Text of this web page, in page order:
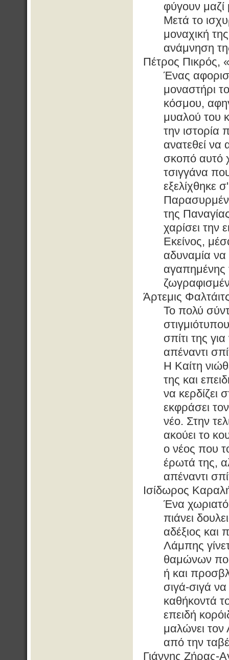
φύγουν
Μετά το
μοναχική
ανάμνηση
Πέτρος Πικρός,
Ένας
μοναστήρι
κόσμου,
μυαλού του
την ιστορία
ανατεθεί να
σκοπό αυτό
τσιγγάνα
εξελίχθηκε
της
χαρίσει την
Εκείνος,
αδυναμία να
αγαπημένης
Άρτεμις
Το πολύ
σπίτι της
απέναντι
Η Καίτη
της και
να κερδίζει
εκφράσει
νέο. Στην
ακούει το
ο νέος που
έρωτά της,
απέναντι
Ισίδωρος
Ένα
πιάνει
αδέξιος και
Λάμπης
θαμώνων
ή και
σιγά-σιγά
καθήκοντά
επειδή
μαλώνει τον
από την
Γιάννης Ζήρας-